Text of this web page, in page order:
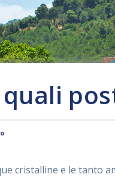
cristalline e le tanto